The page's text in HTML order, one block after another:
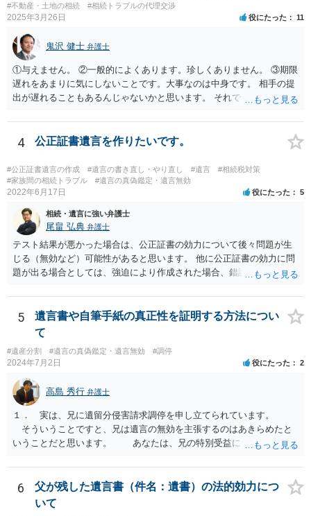
#不動産・土地の相続
#相続トラブルの代理交渉
2025年3月26日 役にたった 11
鬼沢 健士 弁護士
①与えません。 ②一般的によくあります。珍しくありません。 ③期限
遅れをあまりに気にしないことです。大事なのは中身です。 相手の提
出が遅れることもあるんじゃないかと思います。 それでもあなた有利
4 公正証書遺言を作りたいです。
#公正証書遺言の作成 #遺言の書き直し・やり直し #遺言
#相続税対策
#家族間の相続トラブル
#遺言の真偽鑑定・遺言無効
2022年6月17日 役にたった 5
相続・遺言に強い弁護士
尾畠 弘典 弁護士
テスト結果が悪かった場合は、公正証書の効力について後々問題が生
じる（無効など）可能性があると思います。 他に公正証書の効力に問
題が出る場合としては、強迫により作成された場合、錯誤（勘違い）
すが、弁護士に作成を依頼する場合は、１０～数十万円程度になるケ
ースが多いと思います。 報酬体系は、弁護士ごとに異なりますので一
律の基準はありません。
5
遺言書や自筆手紙の真正性を証明する方法につい
て
#遺産分割 #遺言の真偽鑑定・遺言無効 #調停
2024年7月2日 役にたった 2
高島 秀行 弁護士
１． 実は、兄に遺留分侵害請求調停を申し立てられています。
そういうことですと、兄は遺言の無効を主張するのはあきらめたと
いうことだと思います。 あなたは、兄の特別受益について立証し
詳しい事情を話して相談された方がよいと思います。
6
父が残した遺言書（件名：遺書）の法的効力につ
いて